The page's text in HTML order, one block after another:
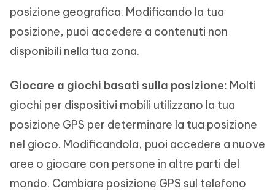
posizione geografica. Modificando la tua
posizione, puoi accedere a contenuti non
disponibili nella tua zona.
Giocare a giochi basati sulla posizione: Molti
giochi per dispositivi mobili utilizzano la tua
posizione GPS per determinare la tua posizione
nel gioco. Modificandola, puoi accedere a nuove
aree o giocare con persone in altre parti del
mondo. Cambiare posizione GPS sul telefono